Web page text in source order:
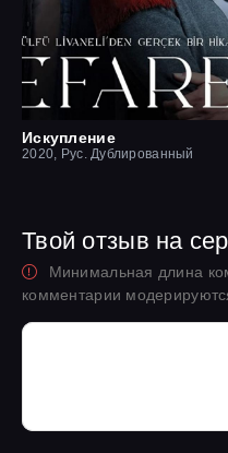
Искупление
2020, Рус. Дублированный
Твой отзыв на
Минимальная длина
комментарии